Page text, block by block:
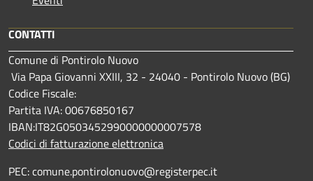
CONTATTI
Comune di Pontirolo Nuovo
Via Papa Giovanni XXIII, 32 - 24040 - Pontirolo Nuovo (BG)
Codice Fiscale:
Partita IVA: 00676850167
IBAN:IT82G0503452990000000007578
Codici di fatturazione elettronica
PEC: comune.pontirolonuovo@registerpec.it